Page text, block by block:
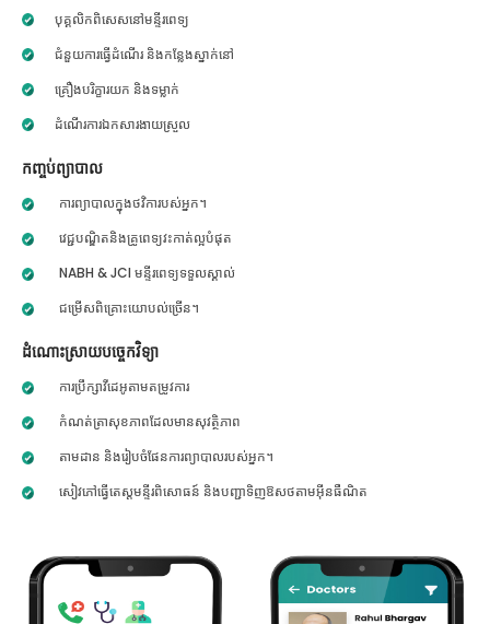
បុគ្គលិកពិសេសនៅមន្ទីរពេទ្យ
ជំនួយការធ្វើដំណើរ និងកន្លែងស្នាក់នៅ
គ្រឿងបរិក្ខារយក និងទម្លាក់
ដំណើរការឯកសារងាយស្រួល
កញ្ចប់ព្យាបាល
ការព្យាបាលក្នុងថវិការបស់អ្នក។
វេជ្ជបណ្ឌិតនិងគ្រូពេទ្យវះកាត់ល្អបំផុត
NABH & JCI មន្ទីរពេទ្យទទួលស្គាល់
ជម្រើសពិគ្រោះយោបល់ច្រើន។
ដំណោះស្រាយបច្ចេកវិទ្យា
ការប្រឹក្សាវីដេអូតាមតម្រូវការ
កំណត់ត្រាសុខភាពដែលមានសុវត្ថិភាព
តាមដាន និងរៀបចំផែនការព្យាបាលរបស់អ្នក។
សៀវភៅធ្វើតេស្តមន្ទីរពិសោធន៍ និងបញ្ជាទិញឱសថតាមអ៊ីនធឺណិត